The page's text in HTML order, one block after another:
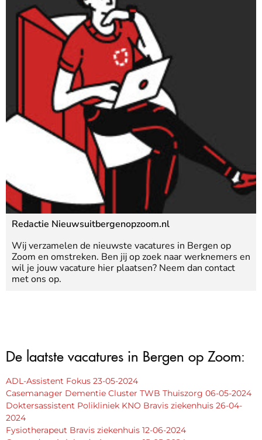
Redactie Nieuwsuitbergenopzoom.nl
Wij verzamelen de nieuwste vacatures in Bergen op
Zoom en omstreken. Ben jij op zoek naar werknemers en
wil je jouw vacature hier plaatsen? Neem dan contact
met ons op.
De laatste vacatures in Bergen op Zoom:
ADL-Assistent Fokus 23-05-2024
Casemanager Dementie Cluster TWB Thuiszorg 06-05-2024
Doktersassistent Polikliniek KNO Bravis ziekenhuis 26-04-
2024
Fysiotherapeut Bravis ziekenhuis 12-06-2024